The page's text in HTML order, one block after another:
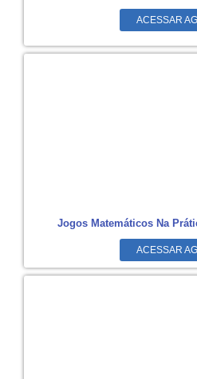
ACESSAR
Jogos Matemáticos Na
ACESSAR